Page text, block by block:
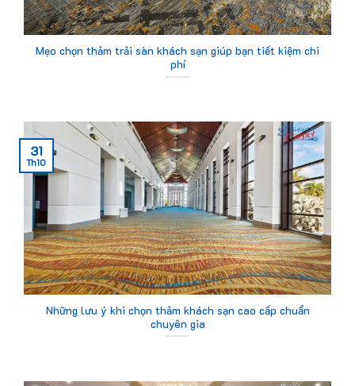
Mẹo chọn thảm trải sàn khách sạn giúp bạn tiết kiệm chi
phí
Những lưu ý khi chọn thảm khách sạn cao cấp chuẩn
chuyên gia
31
Th10